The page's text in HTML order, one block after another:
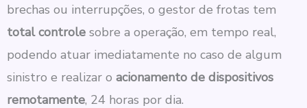
brechas ou interrupções, o gestor de frotas tem
total controle sobre a operação, em tempo real,
podendo atuar imediatamente no caso de algum
sinistro e realizar o acionamento de dispositivos
remotamente, 24 horas por dia.